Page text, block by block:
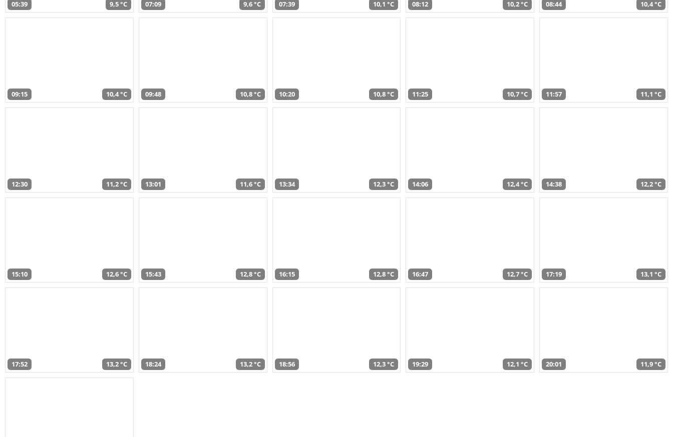
05:39 9,5 °C 07:09 9,6 °C 07:39 10,1 °C 08:12 10,2 °C 08:44 10,4 °C
09:15 10,4 °C 09:48 10,8 °C 10:20 10,8 °C 11:25 10,7 °C 11:57 11,1 °C
12:30 11,2 °C 13:01 11,6 °C 13:34 12,3 °C 14:06 12,4 °C 14:38 12,2 °C
15:10 12,6 °C 15:43 12,8 °C 16:15 12,8 °C 16:47 12,7 °C 17:19 13,1 °C
17:52 13,2 °C 18:24 13,2 °C 18:56 12,3 °C 19:29 12,1 °C 20:01 11,9 °C